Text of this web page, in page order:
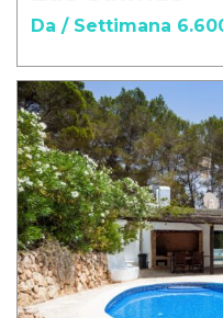
Da / Settimana